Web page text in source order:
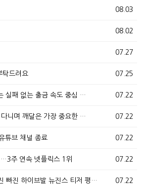
08.03
08.02
07.27
07.25
탁드려요
07.22
실패 없는 출금 속도 중심 …
07.22
니며 깨달은 가장 중요한 …
07.22
튜브 채널 종료
07.22
…3주 연속 넷플릭스 1위
07.22
빠진 하이브발 뉴진스 티저 평…